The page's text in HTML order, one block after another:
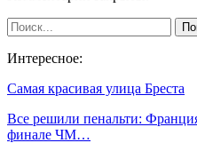
Интересное:
Самая красивая улица Бреста
Все решили пенальти:
финале ЧМ…